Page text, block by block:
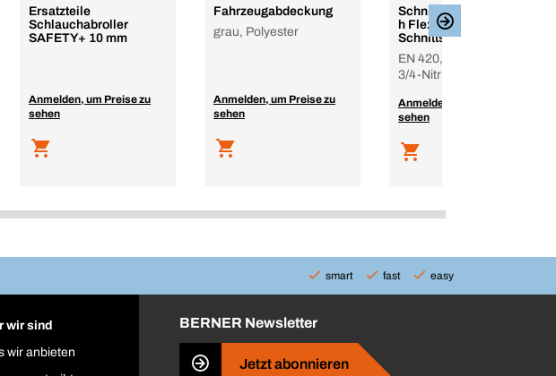
Ersatzteile
Schlauchabroller
SAFETY+ 10 mm
Anmelden, um Preise zu
sehen
Fahrzeugabdeckung
grau, Polyester
Anmelden, um Preise zu
sehen
Schnittschutzhandschu
h Flexus Cut,
Schnittschutzlevel D
EN 420, EN 388, EN 407,
3/4-Nitrilbeschichtung
Anmelden, um Preise zu
sehen
smart fast easy
wir sind
wir anbieten
BERNER Newsletter
Jetzt abonnieren